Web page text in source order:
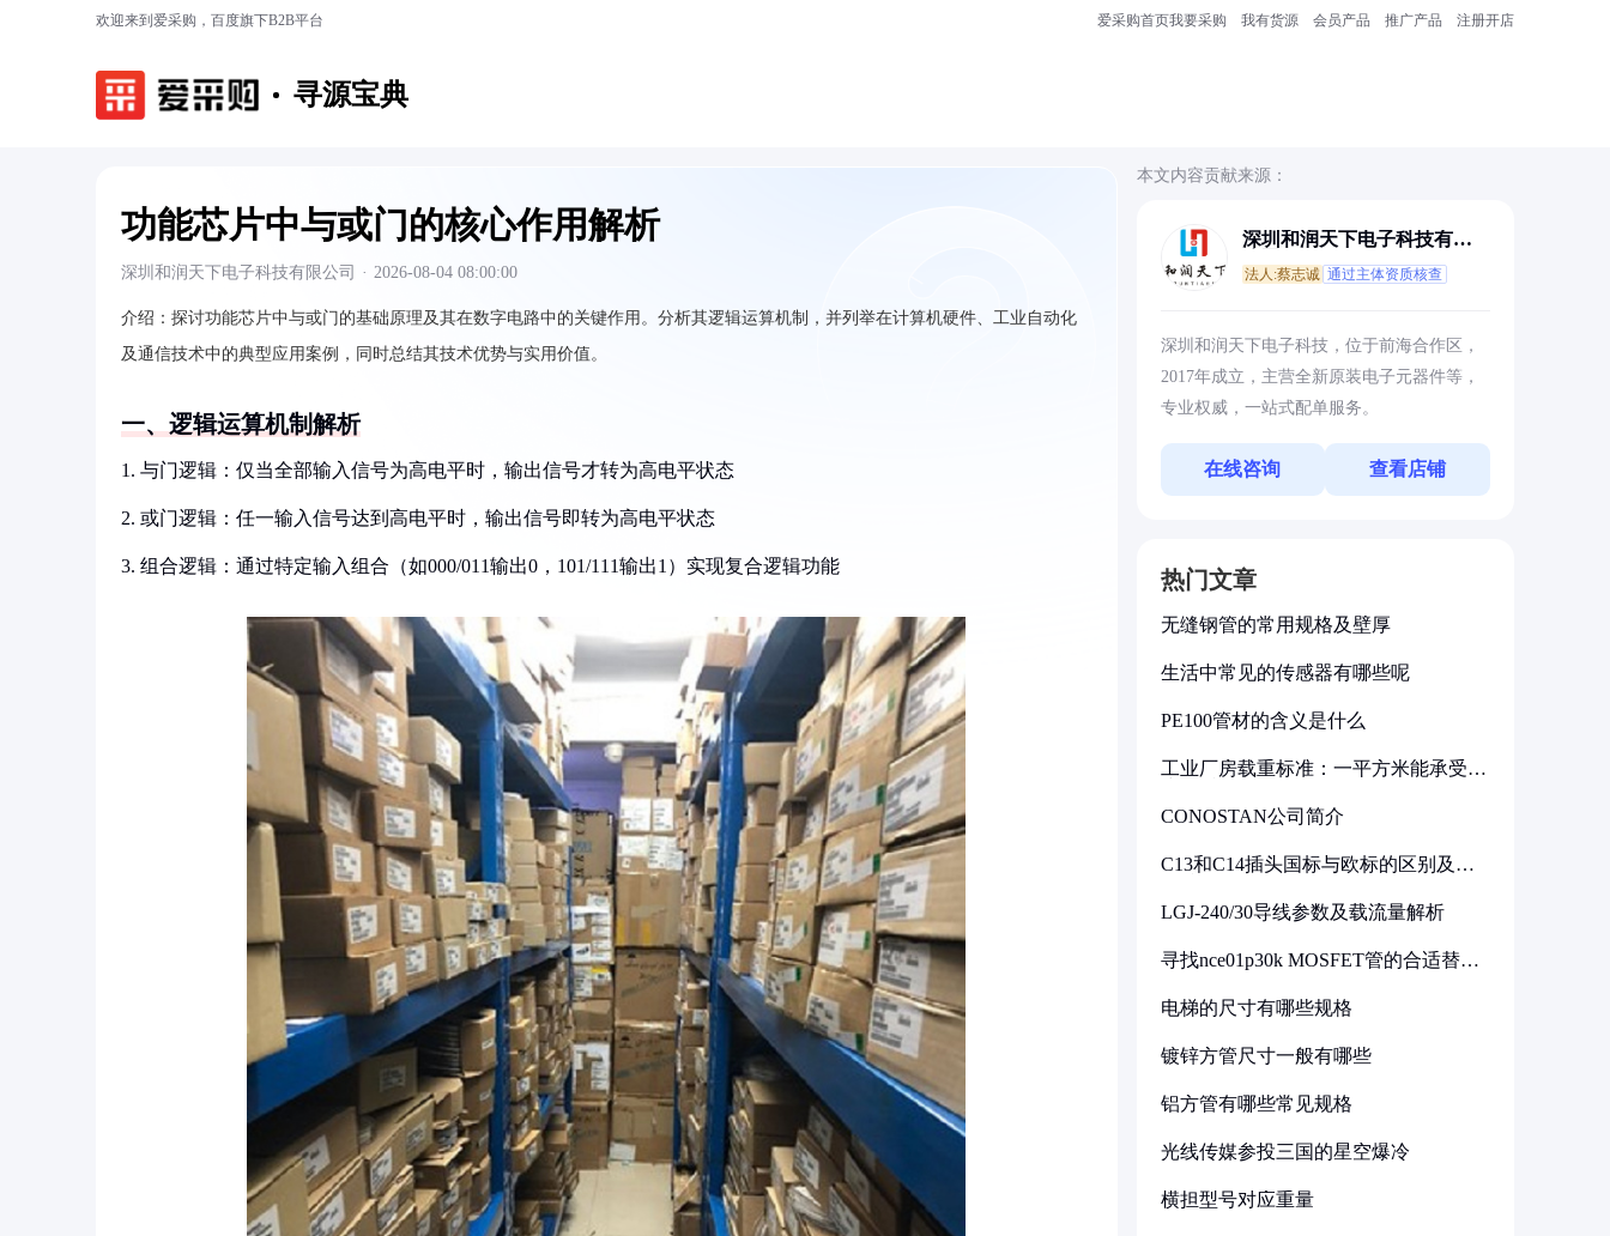
欢迎来到爱采购，百度旗下B2B平台 爱采购首页我要采购 我有货源 会员产品 推广产品 注册开店
寻源宝典
功能芯片中与或门的核心作用解析
深圳和润天下电子科技有限公司 · 2026-08-04 08:00:00
介绍： 探讨功能芯片中与或门的基础原理及其在数字电路中的关键作用。分析其逻辑运算机制，并列举在计算机硬件、工业自动化
及通信技术中的典型应用案例，同时总结其技术优势与实用价值。
一、逻辑运算机制解析
1. 与门逻辑：仅当全部输入信号为高电平时，输出信号才转为高电平状态
2. 或门逻辑：任一输入信号达到高电平时，输出信号即转为高电平状态
3. 组合逻辑：通过特定输入组合（如000/011输出0，101/111输出1）实现复合逻辑功能
本文内容贡献来源：
深圳和润天下电子科技有限
法人:蔡志诚 通过主体资质核查
深圳和润天下电子科技，位于前海合作区，
2017年成立，主营全新原装电子元器件等，
专业权威，一站式配单服务。
在线咨询 查看店铺
热门文章
无缝钢管的常用规格及壁厚
生活中常见的传感器有哪些呢
PE100管材的含义是什么
工业厂房载重标准：一平方米能承受多
CONOSTAN公司简介
C13和C14插头国标与欧标的区别及其
LGJ-240/30导线参数及载流量解析
寻找nce01p30k MOSFET管的合适替代
电梯的尺寸有哪些规格
镀锌方管尺寸一般有哪些
铝方管有哪些常见规格
光线传媒参投三国的星空爆冷
横担型号对应重量